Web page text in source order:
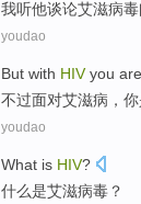
我听他谈论艾滋病
youdao
But with HIV you are
不过面对艾滋病， 你
youdao
What is HIV?
什么是艾滋病毒 ？